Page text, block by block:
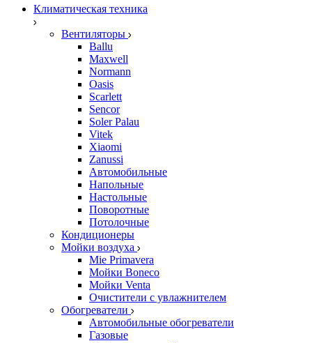
Климатическая техника
Вентиляторы
Ballu
Maxwell
Normann
Oasis
Scarlett
Sencor
Soler Palau
Vitek
Xiaomi
Zanussi
Автомобильные
Напольные
Настольные
Поворотные
Потолочные
Кондиционеры
Мойки воздуха
Mie Primavera
Мойки Boneco
Мойки Venta
Очистители с увлажнителем
Обогреватели
Автомобильные обогреватели
Газовые